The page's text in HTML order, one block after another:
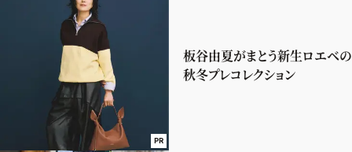
PR
板谷由夏がまとう新生ロエベの
秋冬プレコレクション